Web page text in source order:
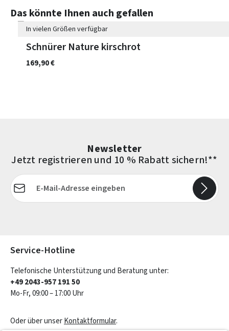
Produktgalerie überspringen
Das könnte Ihnen auch gefallen
7 Farben
In vielen Größen verfügbar
Schnürer Nature kirschrot
169,90 €
Newsletter
Jetzt registrieren und 10 % Rabatt sichern!**
E-Mail-Adresse*
Service-Hotline
Telefonische Unterstützung und Beratung unter:
+49 2043-957 191 50
Mo-Fr, 09:00 – 17:00 Uhr
Oder über unserKontaktformular.